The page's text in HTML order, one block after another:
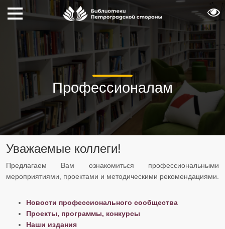
Профессионалам
Уважаемые коллеги!
Предлагаем Вам ознакомиться профессиональными
мероприятиями, проектами и методическими рекомендациями.
Новости профессионального сообщества
Проекты, программы, конкурсы
Наши издания